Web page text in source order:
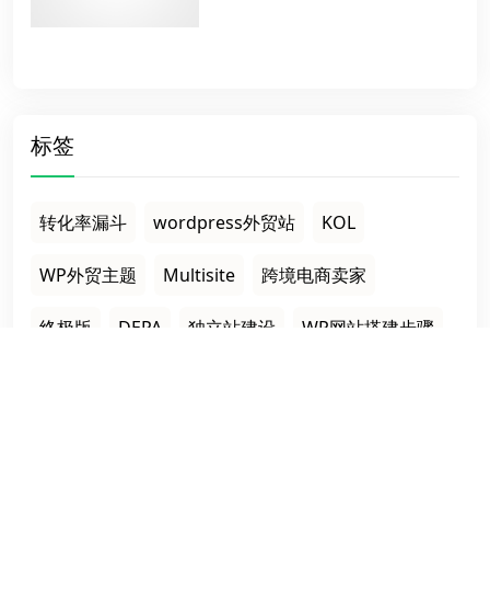
标签
转化率漏斗 wordpress外贸站 KOL
WP外贸主题 Multisite 跨境电商卖家
终极版 DEPA 独立站建设 WP网站搭建步骤